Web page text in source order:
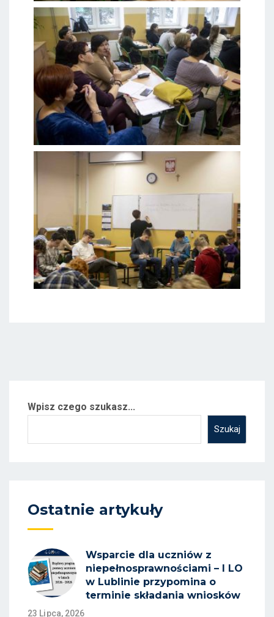
Wpisz czego szukasz...
Szukaj
Ostatnie artykuły
Wsparcie dla uczniów z
niepełnosprawnościami – I LO
w Lublinie przypomina o
terminie składania wniosków
23 Lipca, 2026